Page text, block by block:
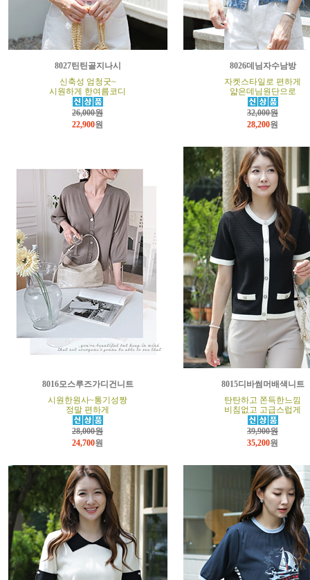
8027틴틴골지나시
신축성 엄청굿~
시원하게 한여름코디
26,000원
22,900원
8026데님자수남방
자켓스타일로 편하게
얇은데님원단으로
32,000원
28,200원
8016모스루즈가디건니트
시원한원사~통기성짱
정말 편하게
28,000원
24,700원
8015디바썸머배색니트
탄탄하고 쫀득한느낌
비침없고 고급스럽게
39,900원
35,200원